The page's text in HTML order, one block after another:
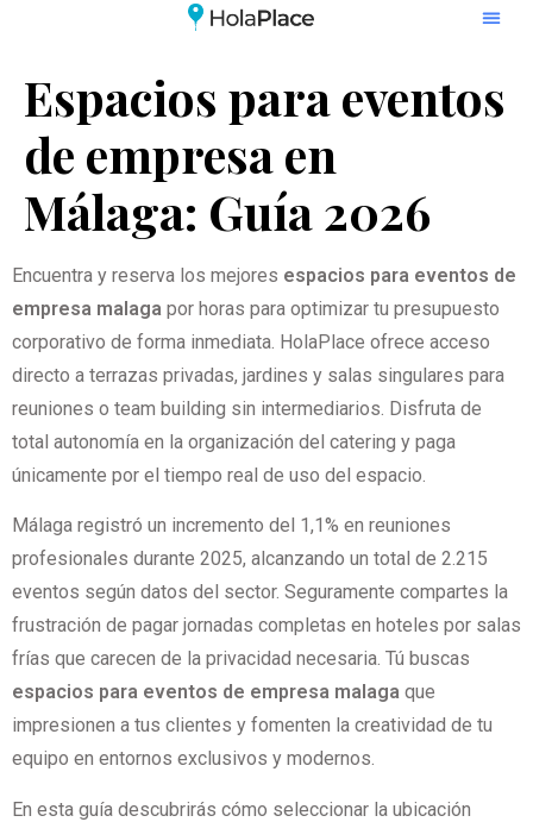
Espacios para eventos
de empresa en
Málaga: Guía 2026
Encuentra y reserva los mejores espacios para eventos de
empresa malaga por horas para optimizar tu presupuesto
corporativo de forma inmediata. HolaPlace ofrece acceso
directo a terrazas privadas, jardines y salas singulares para
reuniones o team building sin intermediarios. Disfruta de
total autonomía en la organización del catering y paga
únicamente por el tiempo real de uso del espacio.
Málaga registró un incremento del 1,1% en reuniones
profesionales durante 2025, alcanzando un total de 2.215
eventos según datos del sector. Seguramente compartes la
frustración de pagar jornadas completas en hoteles por salas
frías que carecen de la privacidad necesaria. Tú buscas
espacios para eventos de empresa malaga que
impresionen a tus clientes y fomenten la creatividad de tu
equipo en entornos exclusivos y modernos.
En esta guía descubrirás cómo seleccionar la ubicación